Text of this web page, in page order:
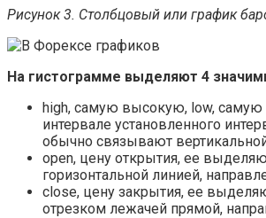
Рисунок 3. Столбцовый или график
На гистограмме выделяют 4
high, самую высокую, low, самую
интервале установленного
обычно связывают
open, цену открытия, ее
горизонтальной линией,
close, цену закрытия, ее
отрезком лежачей прямой,